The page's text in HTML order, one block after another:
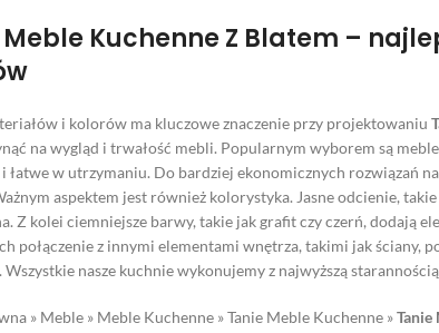
Kuchenne Z Blatem –
i kolorów ma kluczowe znaczenie przy projektowaniu
na wygląd i trwałość mebli. Popularnym wyborem są
łatwe w utrzymaniu. Do bardziej ekonomicznych rozwiązań
aspektem jest również kolorystyka. Jasne odcienie,
Z kolei ciemniejsze barwy, takie jak grafit czy czerń, dodają
połączenie z innymi elementami wnętrza, takimi jak ściany,
Wszystkie nasze kuchnie wykonujemy z najwyższą
» Meble» Meble Kuchenne»Tanie Meble Kuchenne»Tanie